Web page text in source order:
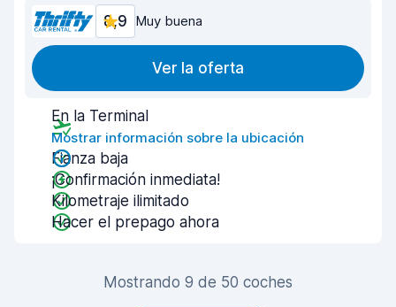
8,9 Muy buena
Ver la oferta
En la Terminal
Mostrar información sobre la ubicación
Fianza baja
¡Confirmación inmediata!
Kilometraje ilimitado
Hacer el prepago ahora
Mostrando 9 de 50 coches